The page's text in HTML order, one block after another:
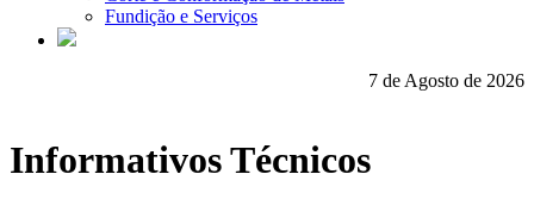
Fundição e Serviços
7 de Agosto de 2026
Informativos Técnicos